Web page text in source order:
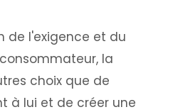
de l'exigence et du
la
choix que de
à lui et de créer une